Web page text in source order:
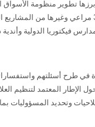
تطوير منظومة الأسواق
فيكتوريا الدولية
طرح أسئلتهم
المعتمد لتنظيم
وتحديد المسؤوليات